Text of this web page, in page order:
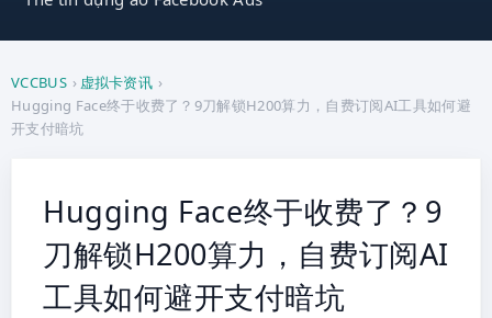
VCCBUS › 虚拟卡资讯 ›
Hugging Face终于收费了？9刀解锁H200算力，自费订阅AI工具如何避
开支付暗坑
Hugging Face终于收费了？9
刀解锁H200算力，自费订阅AI
工具如何避开支付暗坑